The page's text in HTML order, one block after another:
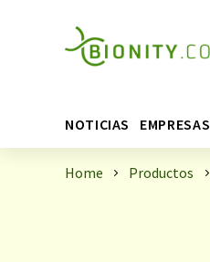
NOTICIAS EMPRESAS
Home Productos